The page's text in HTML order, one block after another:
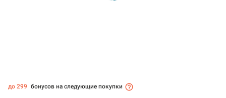
до 299 бонусов на следующие покупки